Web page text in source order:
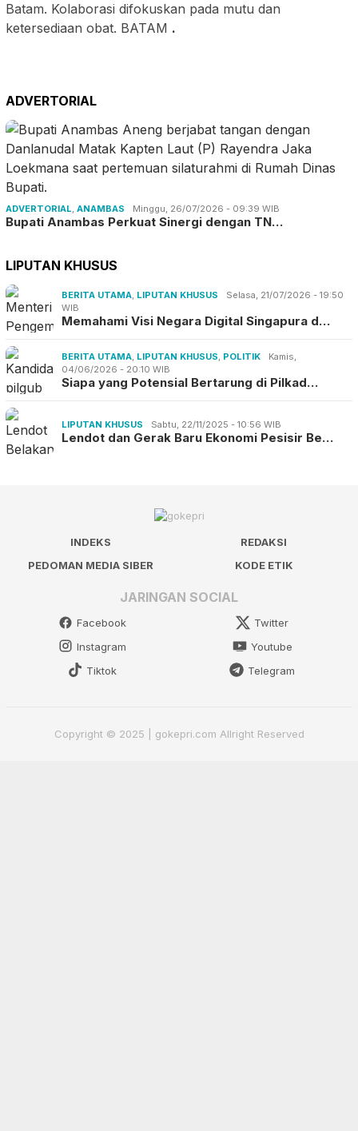
Batam. Kolaborasi difokuskan pada mutu dan
ketersediaan obat. BATAM .
ADVERTORIAL
ADVERTORIAL, ANAMBAS Minggu, 26/07/2026 - 09:39 WIB
Bupati Anambas Perkuat Sinergi dengan TN…
LIPUTAN KHUSUS
BERITA UTAMA, LIPUTAN KHUSUS
Selasa, 21/07/2026 - 19:50
WIB
Memahami Visi Negara Digital Singapura d…
BERITA UTAMA, LIPUTAN KHUSUS, POLITIK
Kamis,
04/06/2026 - 20:10 WIB
Siapa yang Potensial Bertarung di Pilkad…
LIPUTAN KHUSUS Sabtu, 22/11/2025 - 10:56 WIB
Lendot dan Gerak Baru Ekonomi Pesisir Be…
INDEKS
REDAKSI
PEDOMAN MEDIA SIBER
KODE ETIK
JARINGAN SOCIAL
Facebook
Twitter
Instagram
Youtube
Tiktok
Telegram
Copyright © 2025 | gokepri.com Allright Reserved